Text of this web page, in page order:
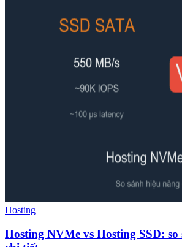
Hosting
Hosting NVMe vs Hosting SSD: so